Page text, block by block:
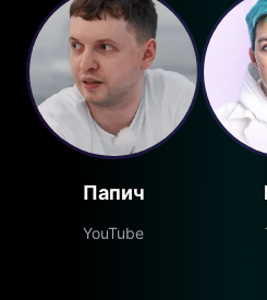
Папич
YouTube